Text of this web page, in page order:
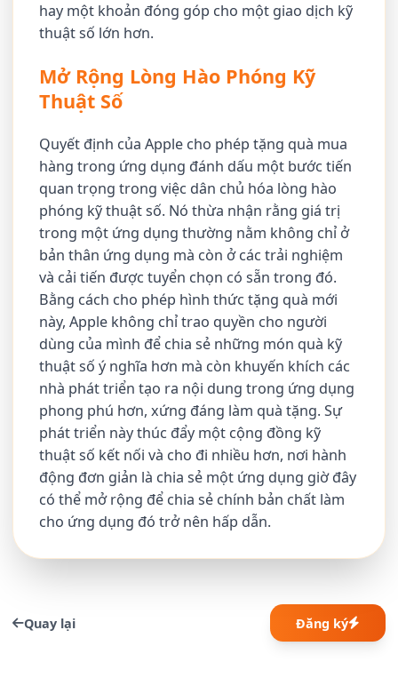
hay một khoản đóng góp cho một giao dịch kỹ
thuật số lớn hơn.
Mở Rộng Lòng Hào Phóng Kỹ
Thuật Số
Quyết định của Apple cho phép tặng quà mua
hàng trong ứng dụng đánh dấu một bước tiến
quan trọng trong việc dân chủ hóa lòng hào
phóng kỹ thuật số. Nó thừa nhận rằng giá trị
trong một ứng dụng thường nằm không chỉ ở
bản thân ứng dụng mà còn ở các trải nghiệm
và cải tiến được tuyển chọn có sẵn trong đó.
Bằng cách cho phép hình thức tặng quà mới
này, Apple không chỉ trao quyền cho người
dùng của mình để chia sẻ những món quà kỹ
thuật số ý nghĩa hơn mà còn khuyến khích các
nhà phát triển tạo ra nội dung trong ứng dụng
phong phú hơn, xứng đáng làm quà tặng. Sự
phát triển này thúc đẩy một cộng đồng kỹ
thuật số kết nối và cho đi nhiều hơn, nơi hành
động đơn giản là chia sẻ một ứng dụng giờ đây
có thể mở rộng để chia sẻ chính bản chất làm
cho ứng dụng đó trở nên hấp dẫn.
Quay lại Đăng ký